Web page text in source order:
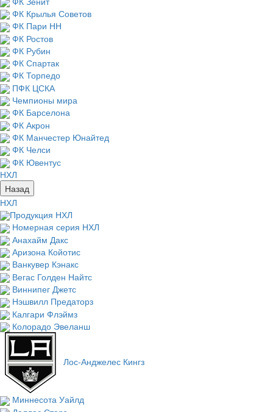
ФК Крылья Советов
ФК Пари НН
ФК Ростов
ФК Рубин
ФК Спартак
ФК Торпедо
ПФК ЦСКА
Чемпионы мира
ФК Барселона
ФК Акрон
ФК Манчестер Юнайтед
ФК Челси
ФК Ювентус
НХЛ
Назад
НХЛ
Продукция НХЛ
Номерная серия НХЛ
Анахайм Дакс
Аризона Койотис
Ванкувер Кэнакс
Вегас Голден Найтс
Виннипег Джетс
Нэшвилл Предаторз
Калгари Флэймз
Колорадо Эвеланш
Лос-Анджелес Кингз
Миннесота Уайлд